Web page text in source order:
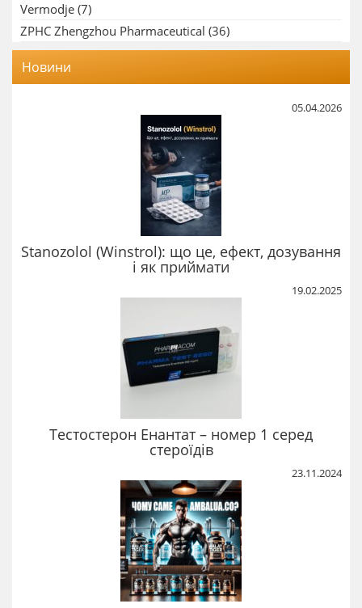
Vermodje (7)
ZPHC Zhengzhou Pharmaceutical (36)
Новини
05.04.2026
Stanozolol (Winstrol): що це, ефект, дозування
і як приймати
19.02.2025
Тестостерон Енантат – номер 1 серед
стероїдів
23.11.2024